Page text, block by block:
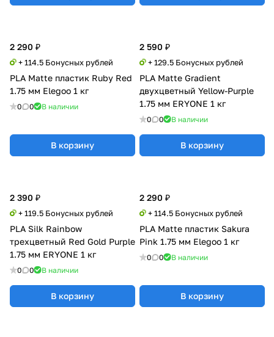
2 290 ₽
+ 114.5 Бонусных рублей
PLA Matte пластик Ruby Red
1.75 мм Elegoo 1 кг
0 0 В наличии
В корзину
2 590 ₽
+ 129.5 Бонусных рублей
PLA Matte Gradient
двухцветный Yellow-Purple
1.75 мм ERYONE 1 кг
0 0 В наличии
В корзину
2 390 ₽
+ 119.5 Бонусных рублей
PLA Silk Rainbow
трехцветный Red Gold Purple
1.75 мм ERYONE 1 кг
0 0 В наличии
В корзину
2 290 ₽
+ 114.5 Бонусных рублей
PLA Matte пластик Sakura
Pink 1.75 мм Elegoo 1 кг
0 0 В наличии
В корзину